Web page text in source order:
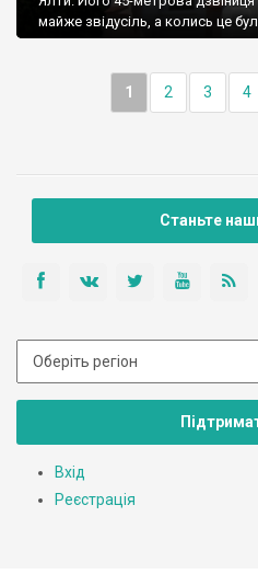
майже звідусіль, а колись це
1 2 3 4
Станьте
Вхід
Реєстрація